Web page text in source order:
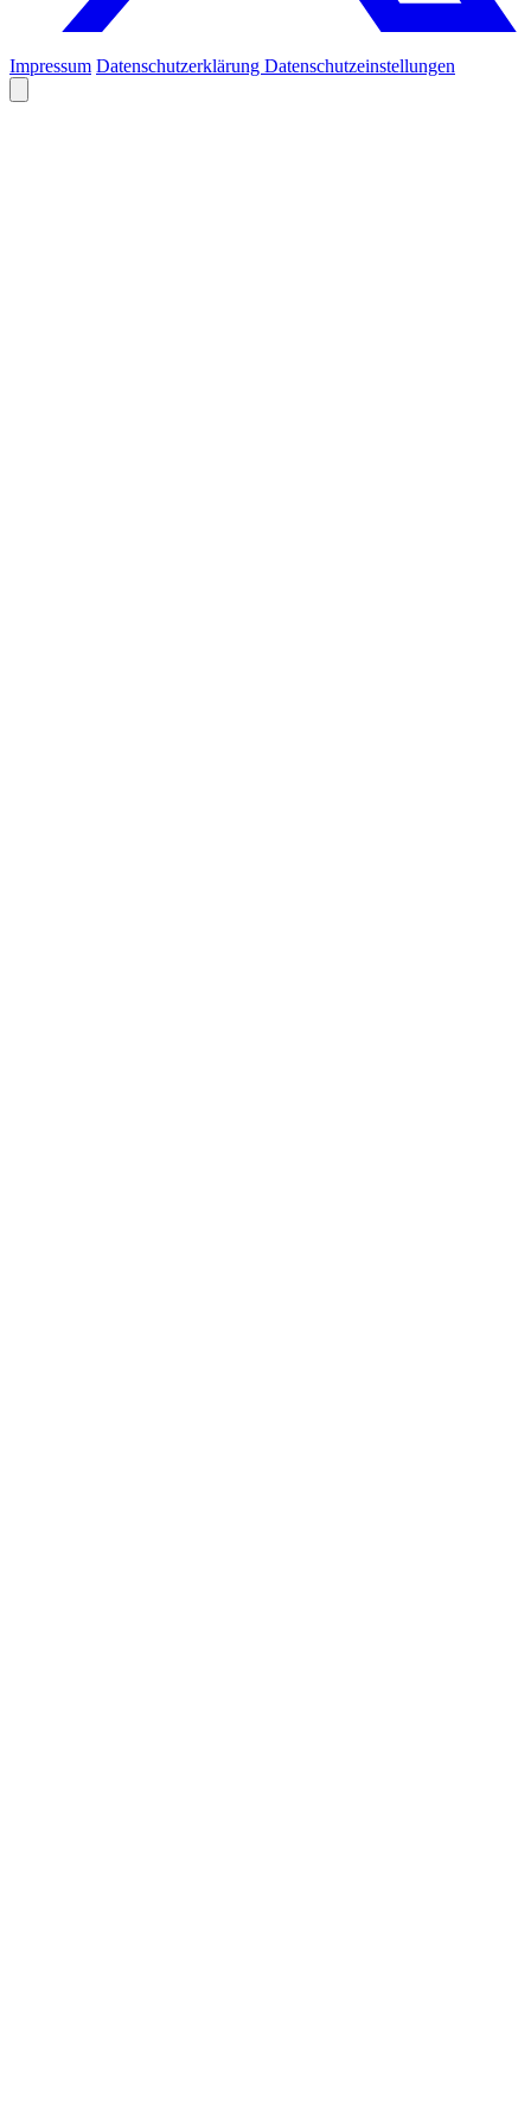
Impressum Datenschutzerklärung Datenschutzeinstellungen